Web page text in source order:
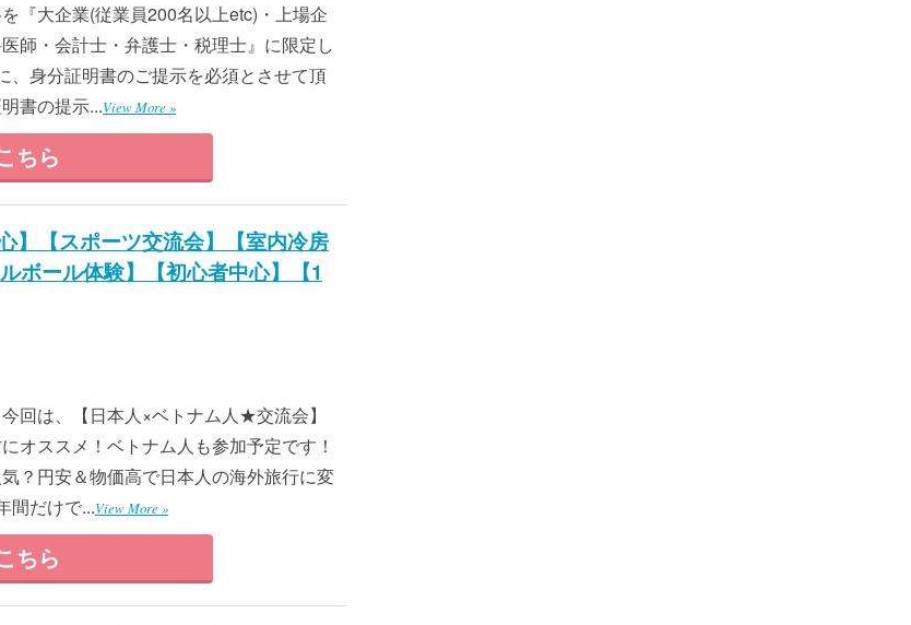
『大企業(従業員200名以上etc)・上場企
師・会計士・弁護士・税理士』に限定し
、身分証明書のご提示を必須とさせて頂
書の提示...View More »
ちら
】【スポーツ交流会】【室内冷房
ボール体験】【初心者中心】【1
回は、【日本人×ベトナム人★交流会】
オススメ！ベトナム人も参加予定です！
？円安＆物価高で日本人の海外旅行に変
間だけで...View More »
ちら